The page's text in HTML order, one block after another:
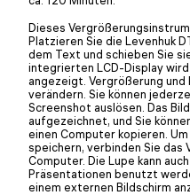
Dieses
Platzieren Sie die Levenhuk
dem Text und schieben Sie
integrierten LCD-Display
angezeigt. Vergrößerung und
verändern. Sie können
Screenshot auslösen. Das
aufgezeichnet, und Sie
einen Computer kopieren.
speichern, verbinden Sie das
Computer. Die Lupe kann
Präsentationen benutzt
einem externen Bildschirm